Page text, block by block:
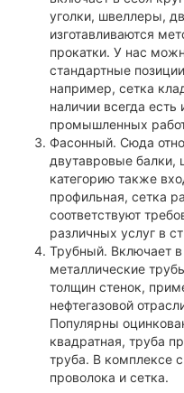
уголки, швеллеры,
изготавливаются
прокатки. У нас
стандартные
например, сетка
наличии всегда
промышленных
Фасонный. Сюда
двутавровые балки,
категорию также
профильная, сетка
соответствуют
различных услуг в
Трубный. Включает
металлические
толщин стенок,
нефтегазовой
Популярны
квадратная, труба
труба. В комплексе
проволока и сетка.